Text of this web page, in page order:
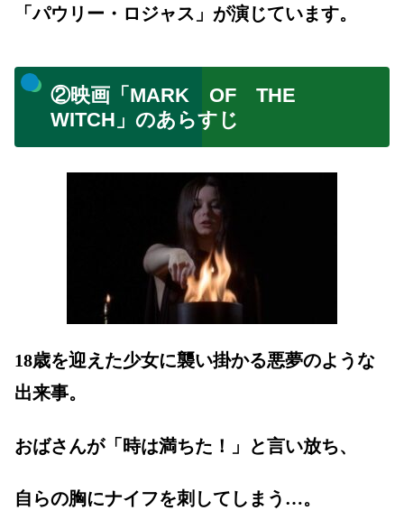
「パウリー・ロジャス」が演じています。
②映画「MARK OF THE
WITCH」のあらすじ
18歳を迎えた少女に襲い掛かる悪夢のような
出来事。
おばさんが「時は満ちた！」と言い放ち、
自らの胸にナイフを刺してしまう…。